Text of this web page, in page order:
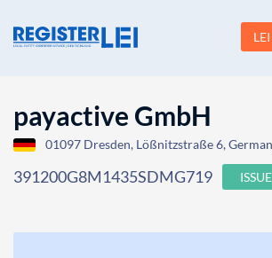
payactive GmbH
01097 Dresden, Lößnitzstraße 6,
391200G8M1435SDMG719